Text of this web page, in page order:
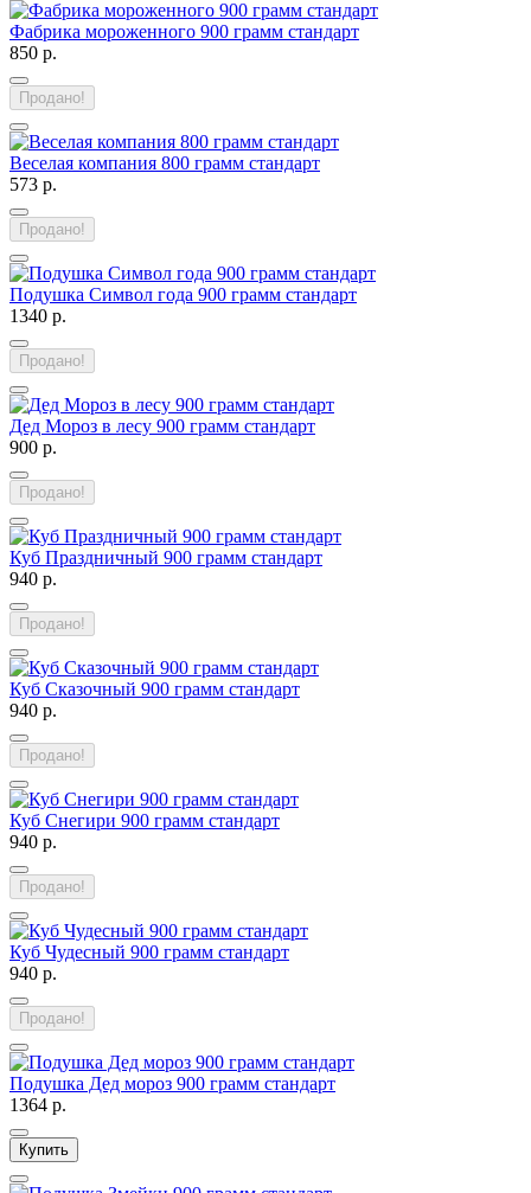
Фабрика мороженного 900 грамм стандарт
850 р.
Продано!
Веселая компания 800 грамм стандарт
573 р.
Продано!
Подушка Символ года 900 грамм стандарт
1340 р.
Продано!
Дед Мороз в лесу 900 грамм стандарт
900 р.
Продано!
Куб Праздничный 900 грамм стандарт
940 р.
Продано!
Куб Сказочный 900 грамм стандарт
940 р.
Продано!
Куб Снегири 900 грамм стандарт
940 р.
Продано!
Куб Чудесный 900 грамм стандарт
940 р.
Продано!
Подушка Дед мороз 900 грамм стандарт
1364 р.
Купить